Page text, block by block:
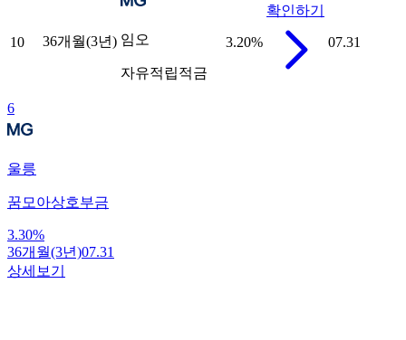
10 36개월(3년) 임오
자유적립적금
3.20%
확인하기
07.31
6
울릉
꿈모아상호부금
3.30%
36개월(3년)07.31
상세보기